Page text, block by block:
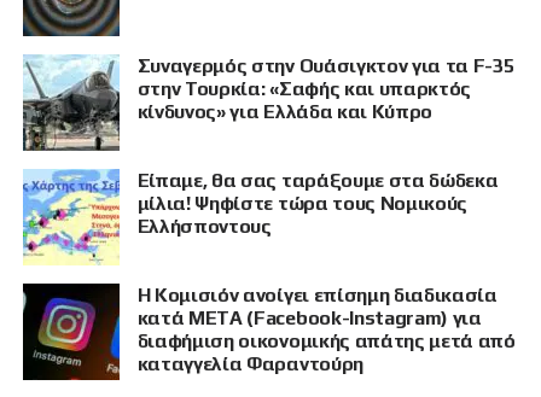
Συναγερμός στην Ουάσιγκτον για τα F-35
στην Τουρκία: «Σαφής και υπαρκτός
κίνδυνος» για Ελλάδα και Κύπρο
Είπαμε, θα σας ταράξουμε στα δώδεκα
μίλια! Ψηφίστε τώρα τους Νομικούς
Ελλήσποντους
Η Κομισιόν ανοίγει επίσημη διαδικασία
κατά META (Facebook-Instagram) για
διαφήμιση οικονομικής απάτης μετά από
καταγγελία Φαραντούρη